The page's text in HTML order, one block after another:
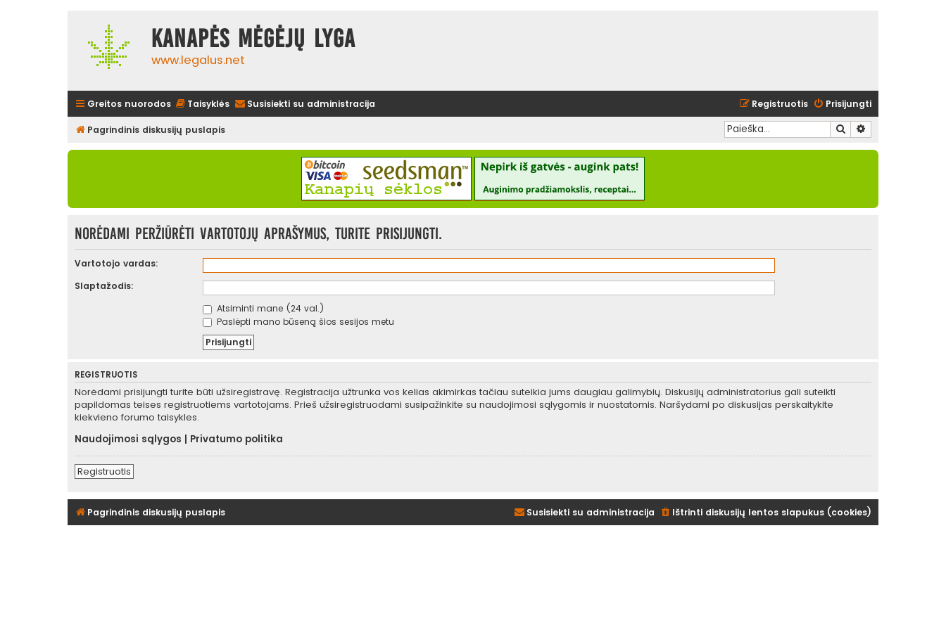
Kanapės mėgėjų lyga
www.legalus.net
Greitos nuorodos Taisyklės Susisiekti su administracija Prisijungti
Registruotis
Pagrindinis diskusijų puslapis Ieškoti
Norėdami peržiūrėti vartotojų aprašymus, turite prisijungti.
Vartotojo vardas:
Slaptažodis:
Atsiminti mane (24 val.)
Paslėpti mano būseną šios sesijos metu
REGISTRUOTIS
Norėdami prisijungti turite būti užsiregistravę. Registracija užtrunka vos kelias akimirkas tačiau suteikia jums daugiau galimybių. Diskusijų administratorius gali suteikti
papildomas teises registruotiems vartotojams. Prieš užsiregistruodami susipažinkite su naudojimosi sąlygomis ir nuostatomis. Naršydami po diskusijas perskaitykite
kiekvieno forumo taisykles.
Naudojimosi sąlygos
Privatumo politika
Registruotis
Pagrindinis diskusijų puslapis Ištrinti diskusijų lentos slapukus (cookies)
Susisiekti su administracija